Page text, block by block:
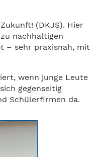
(DKJS). Hier
nachhaltigen
– sehr praxisnah, mit
wenn junge Leute
gegenseitig
Schülerfirmen da.